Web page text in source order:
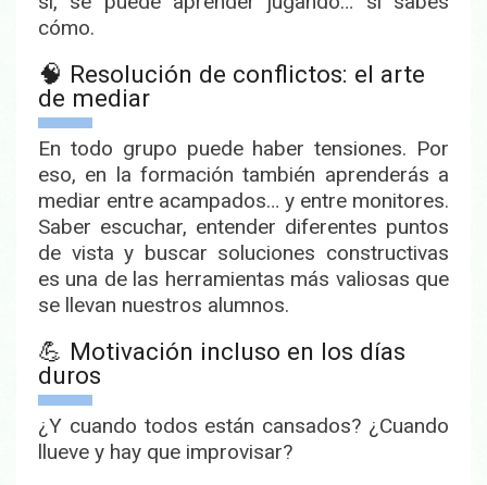
cómo.
🧠 Resolución de conflictos: el arte
de mediar
En todo grupo puede haber tensiones. Por
eso, en la formación también aprenderás a
mediar entre acampados… y entre monitores.
Saber escuchar, entender diferentes puntos
de vista y buscar soluciones constructivas
es una de las herramientas más valiosas que
se llevan nuestros alumnos.
💪 Motivación incluso en los días
duros
¿Y cuando todos están cansados? ¿Cuando
llueve y hay que improvisar?